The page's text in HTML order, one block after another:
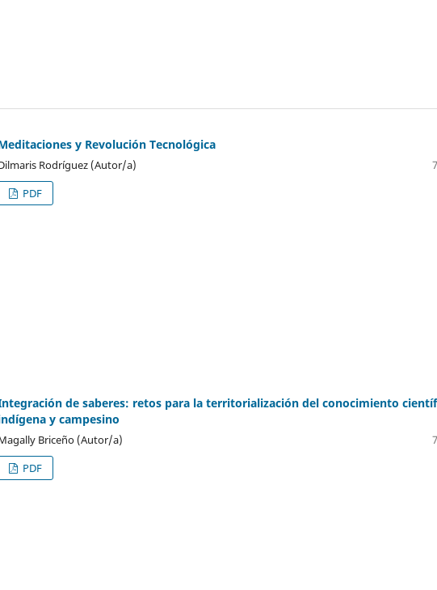
y Revolución Tecnológica
Rodríguez (Autor/a)
PDF
de saberes: retos para la territorialización del conocimiento
y campesino
Briceño (Autor/a)
PDF